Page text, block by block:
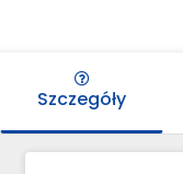
Szczegóły